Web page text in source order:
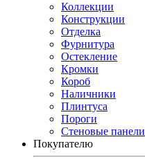
Коллекции
Конструкции
Отделка
Фурнитура
Остекление
Кромки
Короб
Наличники
Плинтуса
Пороги
Стеновые панели
Покупателю